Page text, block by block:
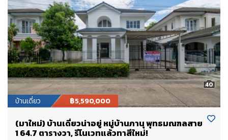
40
บ้านเดี่ยว ฿5,590,000
(มาใหม่) บ้านเดี่ยวน่าอยู่ หมู่บ้านภานุ พุทธมณฑลสาย
1 64.7 ตารางวา, รีโนเวทแล้วทาสีใหม่!